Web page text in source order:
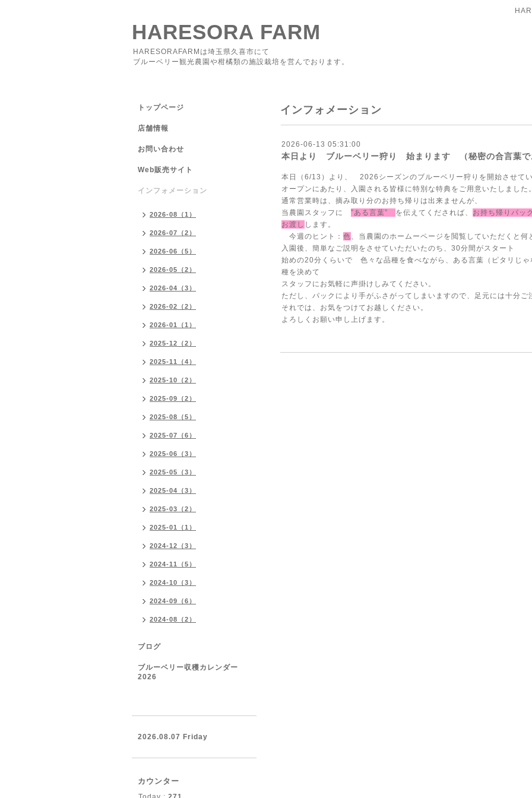
HARESORA FARM
HARESORAFARMは埼玉県久喜市にて
ブルーベリー観光農園や柑橘類の施設栽培を営んでおります。
インフォメーション
2026-06-13 05:31:00
本日より ブルーベリー狩り 始まります （秘密の合言葉で
本日（6/13）より、 2026シーズンのブルーベリー狩りを開始させてい
オープンにあたり、入園される皆様に特別な特典をご用意いたしました。
通常営業時は、摘み取り分のお持ち帰りは出来ませんが、
当農園スタッフに ”ある言葉” を伝えてくだされば、 お持ち帰りパッ
お渡し します。
今週のヒント： 色、当農園のホームーページを閲覧していただくと何
入園後、簡単なご説明をさせていただいたのち、30分間がスタート
始めの20分くらいで 色々な品種を食べながら、ある言葉（ピタリじ
種を決めて
スタッフにお気軽に声掛けしみてください。
ただし、パックにより手がふさがってしまいますので、足元には十分ご
それでは、お気をつけてお越しください。
よろしくお願い申し上げます。
トップページ
店舗情報
お問い合わせ
Web販売サイト
インフォメーション
2026-08（1）
2026-07（2）
2026-06（5）
2026-05（2）
2026-04（3）
2026-02（2）
2026-01（1）
2025-12（2）
2025-11（4）
2025-10（2）
2025-09（2）
2025-08（5）
2025-07（6）
2025-06（3）
2025-05（3）
2025-04（3）
2025-03（2）
2025-01（1）
2024-12（3）
2024-11（5）
2024-10（3）
2024-09（6）
2024-08（2）
ブログ
ブルーベリー収穫カレンダー
2026
2026.08.07 Friday
カウンター